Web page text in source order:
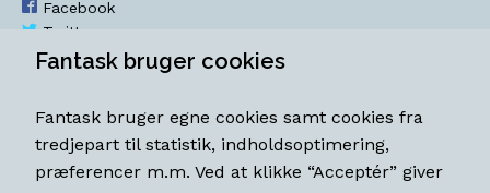
Facebook
Twitter
YouTube
Åbningstider
Mandag-torsdag 11-18
Fredag 11-18.30
Fantask bruger cookies
Fantask bruger egne cookies samt cookies fra
tredjepart til statistik, indholdsoptimering,
præferencer m.m. Ved at klikke “Acceptér” giver